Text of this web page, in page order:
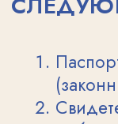
ВАШЕГО
развивать
с домом? Наш
приглашает на
для малышей с